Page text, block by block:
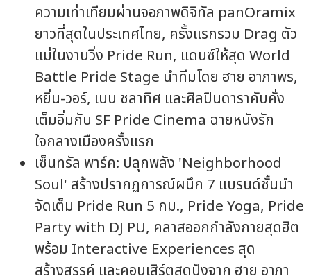
ความเท่าเทียมผ่านจอภาพดิจิทัล panOramix
ยาวที่สุดในประเทศไทย, ครั้งแรกรวม Drag ตัว
แม่ในงานวิ่ง Pride Run, แดนซ์ให้สุด World
Battle Pride Stage นำทีมโดย ฮาย อาภาพร,
หยิ่น-วอร์, เบน ชลาทิศ และศิลปินดาราคับคั่ง
เต็มอิ่มกับ SF Pride Cinema ฉายหนังรัก
ใจกลางเมืองครั้งแรก
เซ็นทรัล พาร์ค: ปลุกพลัง 'Neighborhood
Soul' สร้างปรากฏการณ์ผนึก 7 แบรนด์ชั้นนำ
จัดเต็ม Pride Run 5 กม., Pride Yoga, Pride
Party with DJ PU, คลาสออกกำลังกายสุดฮิต
พร้อม Interactive Experiences สุด
สร้างสรรค์ และคอนเสิร์ตสุดปังจาก ฮาย อาภา